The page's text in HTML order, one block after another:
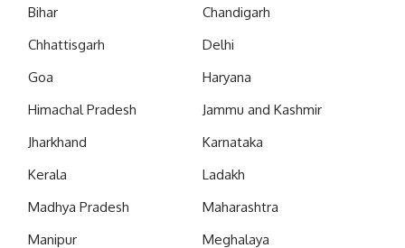
Bihar
Chandigarh
Chhattisgarh
Delhi
Goa
Haryana
Himachal Pradesh
Jammu and Kashmir
Jharkhand
Karnataka
Kerala
Ladakh
Madhya Pradesh
Maharashtra
Manipur
Meghalaya